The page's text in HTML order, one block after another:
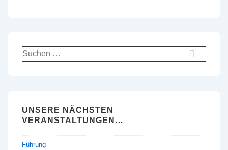
Suchen
nach:
UNSERE NÄCHSTEN
VERANSTALTUNGEN…
Führung